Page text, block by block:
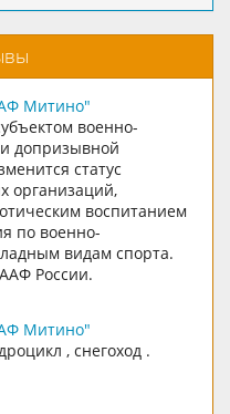
Митино"
военно-
допризывной
статус
организаций,
воспитанием
по военно-
видам спорта.
России.
Митино"
, снегоход .